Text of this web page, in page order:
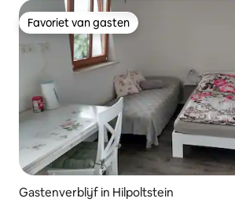
Favoriet van gasten
Favoriet van gasten
Gastenverblijf in Hilpoltstein